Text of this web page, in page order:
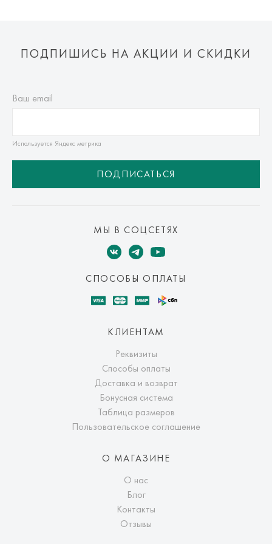
ПОДПИШИСЬ НА АКЦИИ И СКИДКИ
Ваш email
Используется Яндекс метрика
ПОДПИСАТЬСЯ
МЫ В СОЦСЕТЯХ
СПОСОБЫ ОПЛАТЫ
КЛИЕНТАМ
Реквизиты
Способы оплаты
Доставка и возврат
Бонусная система
Таблица размеров
Пользовательское соглашение
О МАГАЗИНЕ
О нас
Блог
Контакты
Отзывы